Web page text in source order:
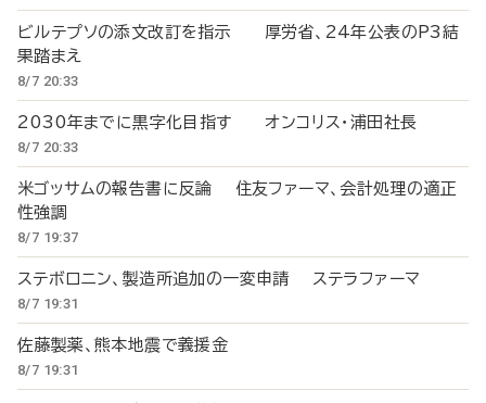
ビルテプソの添文改訂を指示 厚労省、24年公表のP3結
果踏まえ
8/7 20:33
2030年までに黒字化目指す オンコリス・浦田社長
8/7 20:33
米ゴッサムの報告書に反論 住友ファーマ、会計処理の適正
性強調
8/7 19:37
ステボロニン、製造所追加の一変申請 ステラファーマ
8/7 19:31
佐藤製薬、熊本地震で義援金
8/7 19:31